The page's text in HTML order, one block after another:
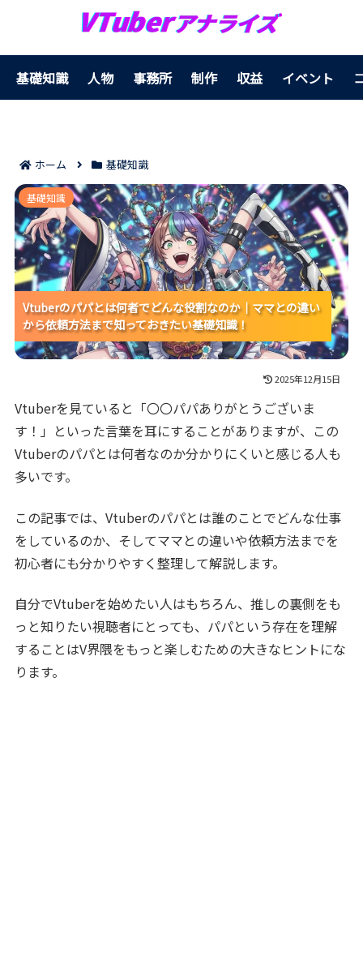
基礎知識 人物 事務所 制作 収益 イベント
ホーム 基礎知識
Vtuberのパパとは何者でどんな役割なのか｜ママとの
違いから依頼方法まで知っておきたい基礎知識！
Vtuberのパパとは何者でどんな役割なのか｜ママとの違い
から依頼方法まで知っておきたい基礎知識！
Vtuberのパパとは何者でどんな役割なのか｜ママとの違い
から依頼方法まで知っておきたい基礎知識！
Vtuberのパパとは何者でどんな役割なのか｜ママとの違い
から依頼方法まで知っておきたい基礎知識！
基礎知識
2025年12月15日
Vtuberを見ていると「〇〇パパありがとうございま
す！」といった言葉を耳にすることがありますが、この
Vtuberのパパとは何者なのか分かりにくいと感じる人も
多いです。
この記事では、Vtuberのパパとは誰のことでどんな仕事
をしているのか、そしてママとの違いや依頼方法までを
初心者にも分かりやすく整理して解説します。
自分でVtuberを始めたい人はもちろん、推しの裏側をも
っと知りたい視聴者にとっても、パパという存在を理解
することはV界隈をもっと楽しむための大きなヒントにな
ります。